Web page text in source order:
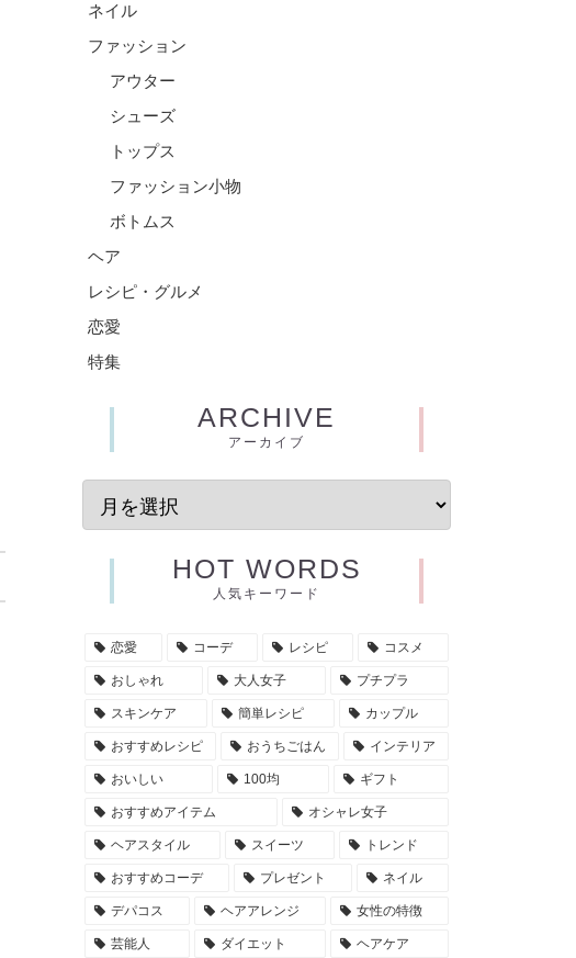
ネイル
ファッション
アウター
シューズ
トップス
ファッション小物
ボトムス
ヘア
レシピ・グルメ
恋愛
特集
ARCHIVE
アーカイブ
HOT WORDS
人気キーワード
恋愛 コーデ レシピ コスメ
おしゃれ 大人女子 プチプラ
スキンケア 簡単レシピ カップル
おすすめレシピ おうちごはん インテリア
おいしい 100均 ギフト
おすすめアイテム オシャレ女子
ヘアスタイル スイーツ トレンド
おすすめコーデ プレゼント ネイル
デパコス ヘアアレンジ 女性の特徴
芸能人 ダイエット ヘアケア